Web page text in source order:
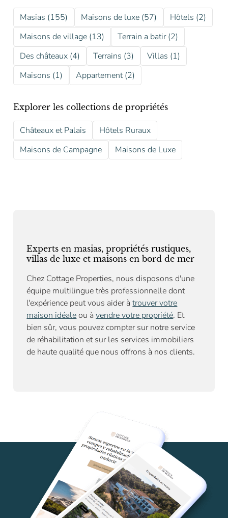
Masias (155) Maisons de luxe (57)
Hôtels (2)
Maisons de village (13)
Terrain a batir (2)
Des châteaux (4)
Terrains (3)
Villas (1)
Maisons (1)
Appartement (2)
Explorer les collections de propriétés
Châteaux et Palais
Hôtels Ruraux
Maisons de Campagne
Maisons de Luxe
Experts en masias, propriétés rustiques,
villas de luxe et maisons en bord de mer
Chez Cottage Properties, nous disposons d'une
équipe multilingue très professionnelle dont
l'expérience peut vous aider àtrouver votre
maison idéaleou àvendre votre propriété. Et
bien sûr, vous pouvez compter sur notre service
de réhabilitation et sur les services immobiliers
de haute qualité que nous offrons à nos clients.